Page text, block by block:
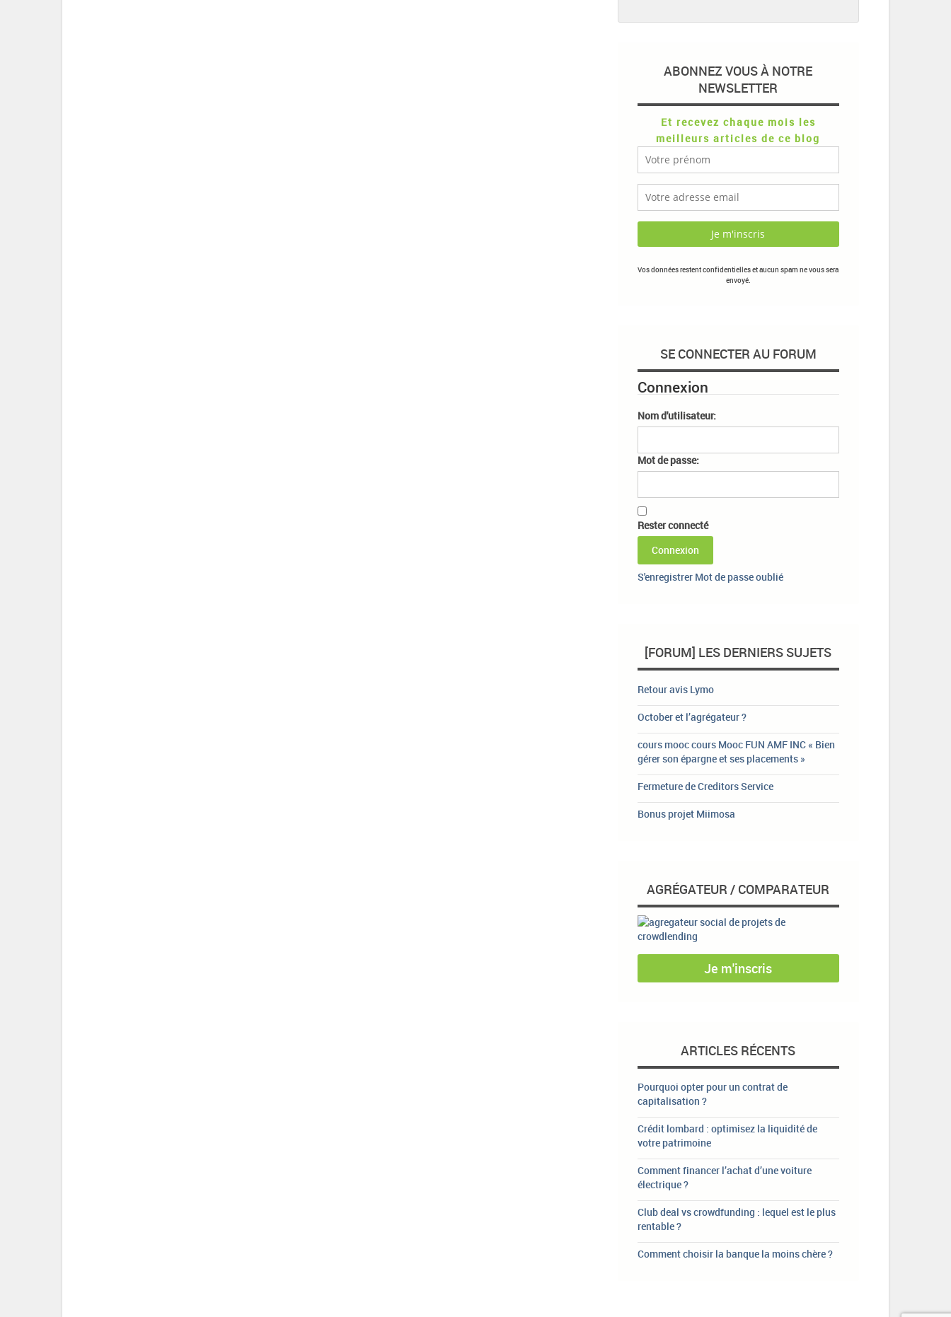
ABONNEZ VOUS À NOTRE
NEWSLETTER
Et recevez chaque mois les
meilleurs articles de ce blog
Vos données restent confidentielles et aucun spam ne vous sera
envoyé.
SE CONNECTER AU FORUM
Connexion
Nom d'utilisateur:
Mot de passe:
Rester connecté
Connexion
S'enregistrer Mot de passe oublié
[FORUM] LES DERNIERS SUJETS
Retour avis Lymo
October et l’agrégateur ?
cours mooc cours Mooc FUN AMF INC « Bien
gérer son épargne et ses placements »
Fermeture de Creditors Service
Bonus projet Miimosa
AGRÉGATEUR / COMPARATEUR
Je m'inscris
ARTICLES RÉCENTS
Pourquoi opter pour un contrat de
capitalisation ?
Crédit lombard : optimisez la liquidité de
votre patrimoine
Comment financer l’achat d’une voiture
électrique ?
Club deal vs crowdfunding : lequel est le plus
rentable ?
Comment choisir la banque la moins chère ?